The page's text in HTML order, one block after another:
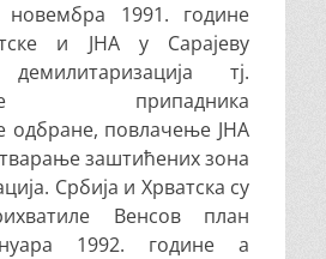
новембра 1991. године
и ЈНА у Сарајеву
тј.
припадника
одбране, повлачење ЈНА
заштићених зона
Србија и Хрватска су
Венсов план
1992. године а